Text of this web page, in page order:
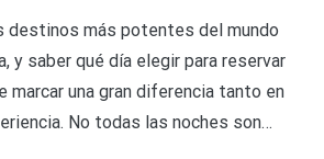
destinos más potentes del mundo
y saber qué día elegir para reservar
marcar una gran diferencia tanto en
No todas las noches son…